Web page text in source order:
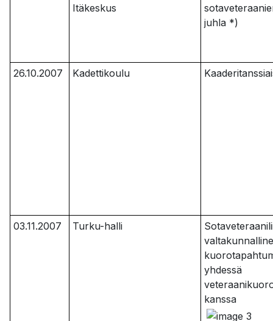
Itäkeskus
juhla *)
26.10.2007 Kadettikoulu
03.11.2007 Turku-halli
yhdessä
kanssa